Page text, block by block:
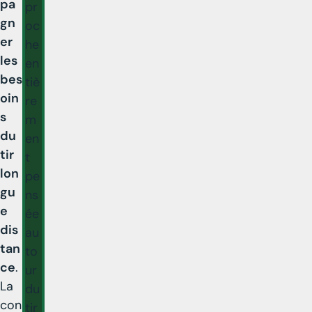
pa
gn
er
les
bes
oin
s
du
tir
lon
gu
e
dis
tan
ce.
La
con
pr
oc
he
en
tiè
re
m
en
t
pe
ns
ée
au
to
ur
du
tir